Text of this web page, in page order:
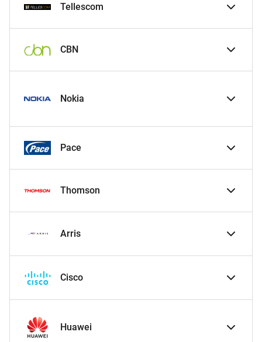
Tellescom
CBN
Nokia
Pace
Thomson
Arris
Cisco
Huawei